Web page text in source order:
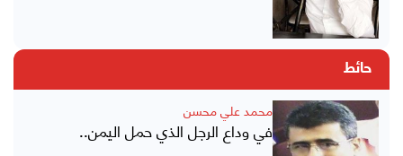
حائط
محمد علي محسن
في وداع الرجل الذي حمل اليمن..